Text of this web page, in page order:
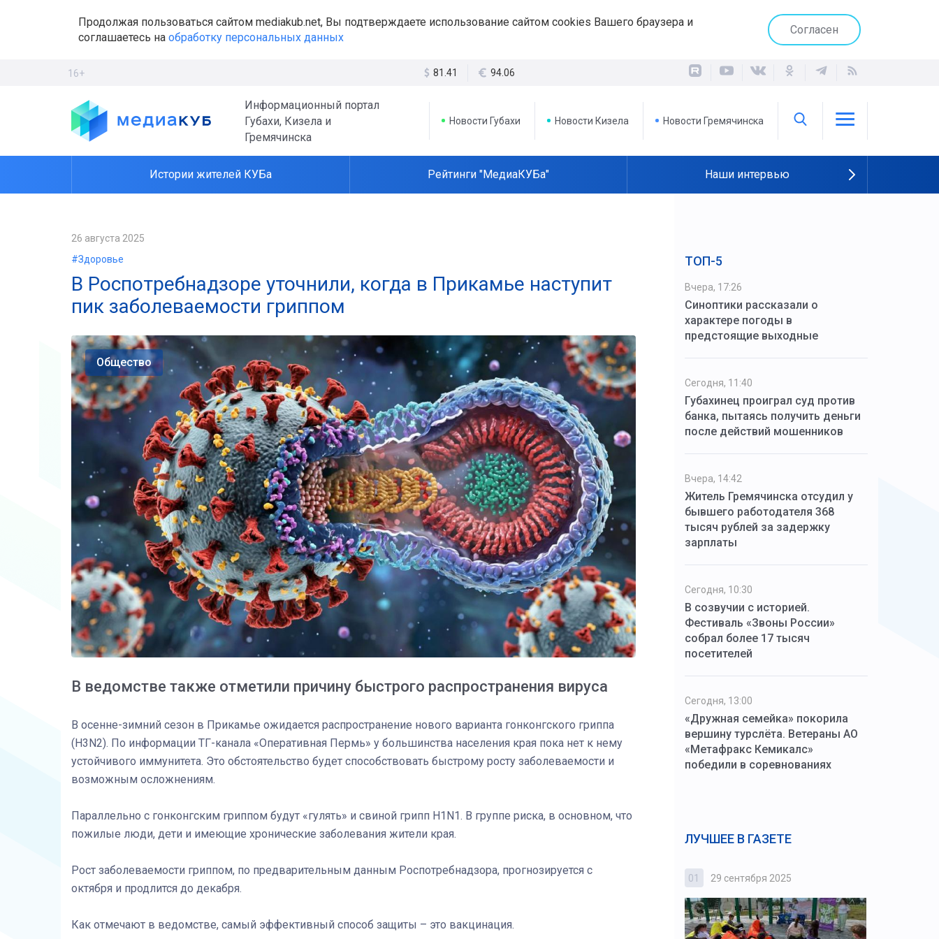
Продолжая пользоваться сайтом mediakub.net, Вы подтверждаете использование сайтом cookies Вашего браузера и
соглашаетесь на обработку персональных данных
Согласен
16+ 81.41 94.06
Информационный портал
Губахи, Кизела и
Гремячинска
Новости Губахи Новости Кизела Новости Гремячинска
Истории жителей КУБа Рейтинги "МедиаКУБа" Наши интервью
26 августа 2025
#Здоровье
В Роспотребнадзоре уточнили, когда в Прикамье наступит
пик заболеваемости гриппом
Общество
В ведомстве также отметили причину быстрого распространения вируса
В осенне-зимний сезон в Прикамье ожидается распространение нового варианта гонконгского гриппа
(H3N2). По информации ТГ-канала «Оперативная Пермь» у большинства населения края пока нет к нему
устойчивого иммунитета. Это обстоятельство будет способствовать быстрому росту заболеваемости и
возможным осложнениям.
Параллельно с гонконгским гриппом будут «гулять» и свиной грипп H1N1. В группе риска, в основном, что
пожилые люди, дети и имеющие хронические заболевания жители края.
Рост заболеваемости гриппом, по предварительным данным Роспотребнадзора, прогнозируется с
октября и продлится до декабря.
Как отмечают в ведомстве, самый эффективный способ защиты – это вакцинация.
ТОП-5
Вчера, 17:26
Синоптики рассказали о
характере погоды в
предстоящие выходные
Сегодня, 11:40
Губахинец проиграл суд против
банка, пытаясь получить деньги
после действий мошенников
Вчера, 14:42
Житель Гремячинска отсудил у
бывшего работодателя 368
тысяч рублей за задержку
зарплаты
Сегодня, 10:30
В созвучии с историей.
Фестиваль «Звоны России»
собрал более 17 тысяч
посетителей
Сегодня, 13:00
«Дружная семейка» покорила
вершину турслёта. Ветераны АО
«Метафракс Кемикалс»
победили в соревнованиях
ЛУЧШЕЕ В ГАЗЕТЕ
03 4 октября 2025 01 29 сентября 2025